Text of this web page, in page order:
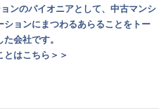
ンのパイオニアとして、中古マンシ
ションにまつわるあらることをトー
会社です。
とはこちら＞＞